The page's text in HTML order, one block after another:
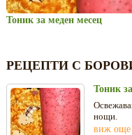
Тоник за меден месец
РЕЦЕПТИ С
Тоник
нощи.
виж още